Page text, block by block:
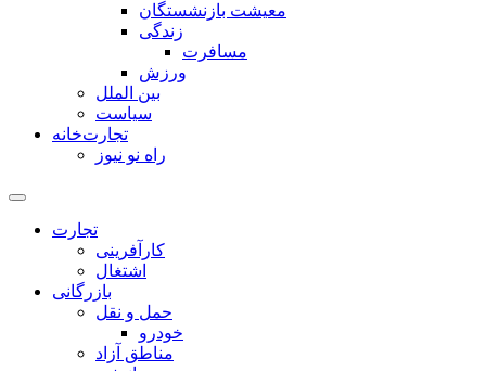
معیشت بازنشستگان
زندگی
مسافرت
ورزش
بین الملل
سیاست
تجارت‌خانه
راه نو نیوز
تجارت
کارآفرینی
اشتغال
بازرگانی
حمل و نقل
خودرو
مناطق آزاد